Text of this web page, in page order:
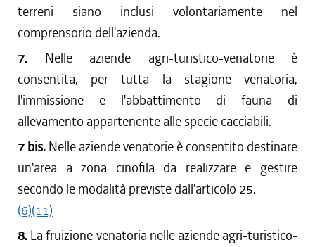
terreni siano inclusi volontariamente nel
comprensorio dell'azienda.
7. Nelle aziende agri-turistico-venatorie è
consentita, per tutta la stagione venatoria,
l'immissione e l'abbattimento di fauna di
allevamento appartenente alle specie cacciabili.
7 bis. Nelle aziende venatorie è consentito destinare
un'area a zona cinofila da realizzare e gestire
secondo le modalità previste dall'articolo 25.
(6)(11)
8. La fruizione venatoria nelle aziende agri-turistico-